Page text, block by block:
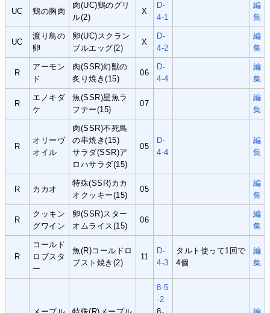
UC 鶏の胸肉
肉(UC)鶏のグリ
ル(2)
X
D-
4-1
編
集
UC
渡り鳥の
卵
卵(UC)スクラン
ブルエッグ(2)
X
D-
4-2
編
集
R
アーモン
ド
肉(SSR)幻獣の
炙り焼き(15)
06
D-
4-4
編
集
R
エノキダ
ケ
魚(SSR)星魚ラ
フテー(15)
07
編
集
R
オリーヴ
オイル
肉(SSR)不死鳥
の串焼き(15)
サラダ(SSR)ア
ロハサラダ(15)
05
D-
4-4
編
集
R カカオ
特殊(SSR)カカ
オクッキー(15)
05
編
集
R
クッキン
グワイン
卵(SSR)スター
オムライス(15)
06
編
集
R
コールド
ロブスタ
ー
魚(R)コールドロ
ブスト焼き(2)
11
D-
4-3
タルト使って1回で
4個
編
集
8-5
-2